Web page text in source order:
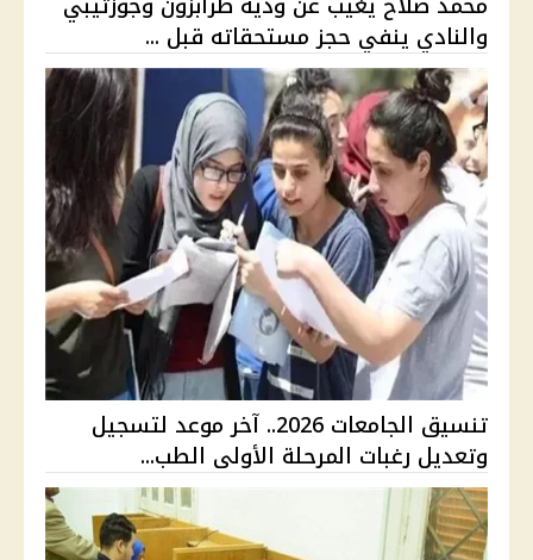
والنادي ينفي حجز مستحقاته قبل ...
تنسيق الجامعات 2026.. آخر موعد لتسجيل
وتعديل رغبات المرحلة الأولى الطب...